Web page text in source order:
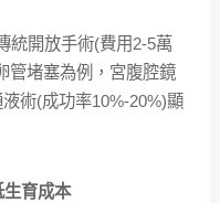
統開放手術(費用2-5萬
管堵塞為例，宮腹腔鏡
術(成功率10%-20%)顯
生育成本